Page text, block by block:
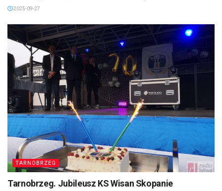
2025-09-27
TARNOBRZEG
Tarnobrzeg. Jubileusz KS Wisan Skopanie